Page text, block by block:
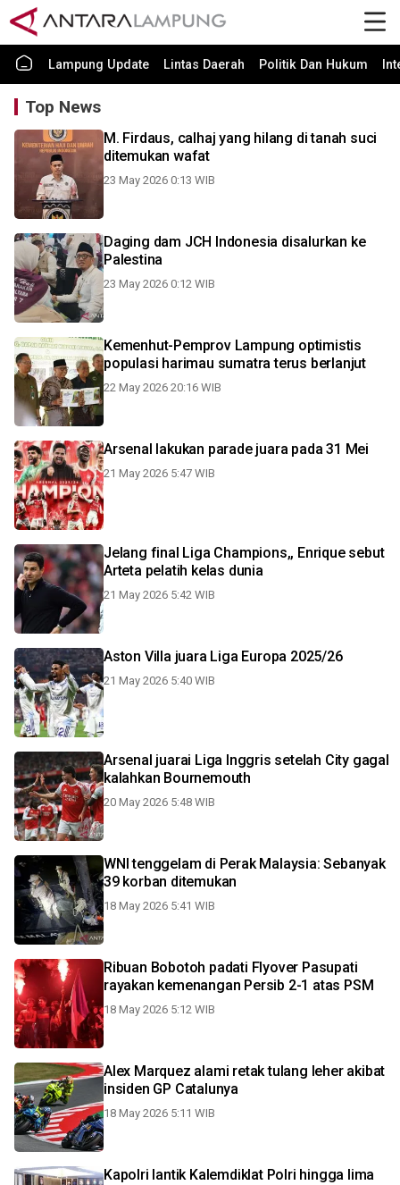
Lampung Update Lintas Daerah Politik Dan Hukum
Top News
M. Firdaus, calhaj yang hilang di tanah suci
ditemukan wafat
23 May 2026 0:13 WIB
Daging dam JCH Indonesia disalurkan ke
Palestina
23 May 2026 0:12 WIB
Kemenhut-Pemprov Lampung optimistis
populasi harimau sumatra terus berlanjut
22 May 2026 20:16 WIB
Arsenal lakukan parade juara pada 31 Mei
21 May 2026 5:47 WIB
Jelang final Liga Champions,, Enrique sebut
Arteta pelatih kelas dunia
21 May 2026 5:42 WIB
Aston Villa juara Liga Europa 2025/26
21 May 2026 5:40 WIB
Arsenal juarai Liga Inggris setelah City gagal
kalahkan Bournemouth
20 May 2026 5:48 WIB
WNI tenggelam di Perak Malaysia: Sebanyak
39 korban ditemukan
18 May 2026 5:41 WIB
Ribuan Bobotoh padati Flyover Pasupati
rayakan kemenangan Persib 2-1 atas PSM
18 May 2026 5:12 WIB
Alex Marquez alami retak tulang leher akibat
insiden GP Catalunya
18 May 2026 5:11 WIB
Kapolri lantik Kalemdiklat Polri hingga lima